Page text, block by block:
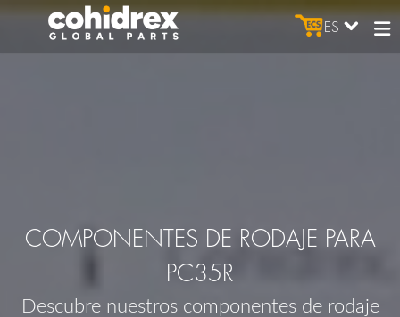
ES
COMPONENTES DE RODAJE PARA
PC35R
Descubre nuestros componentes de rodaje